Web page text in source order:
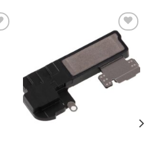
Añadir
a la
lista de
deseos